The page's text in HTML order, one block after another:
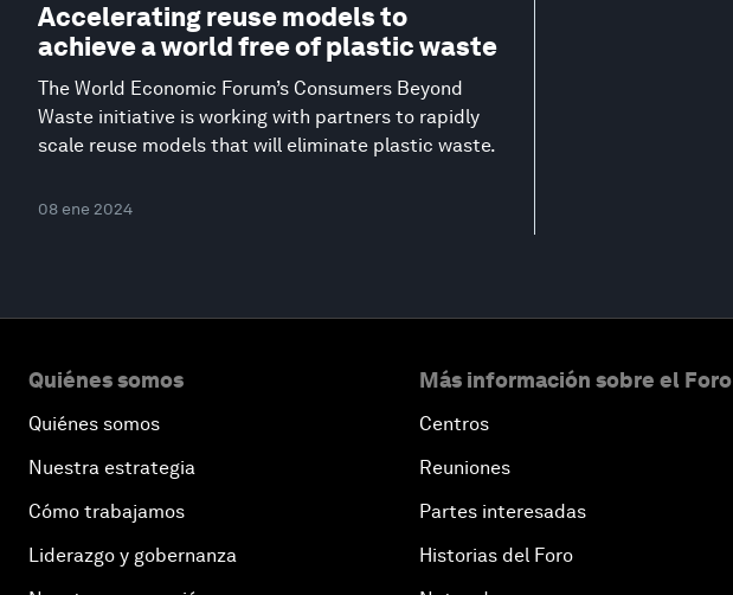
Accelerating reuse models to
achieve a world free of plastic waste
The World Economic Forum’s Consumers Beyond
Waste initiative is working with partners to rapidly
scale reuse models that will eliminate plastic waste.
08 ene 2024
Quiénes somos
Quiénes somos
Nuestra estrategia
Cómo trabajamos
Liderazgo y gobernanza
Más información sobre el Foro
Centros
Reuniones
Partes interesadas
Historias del Foro